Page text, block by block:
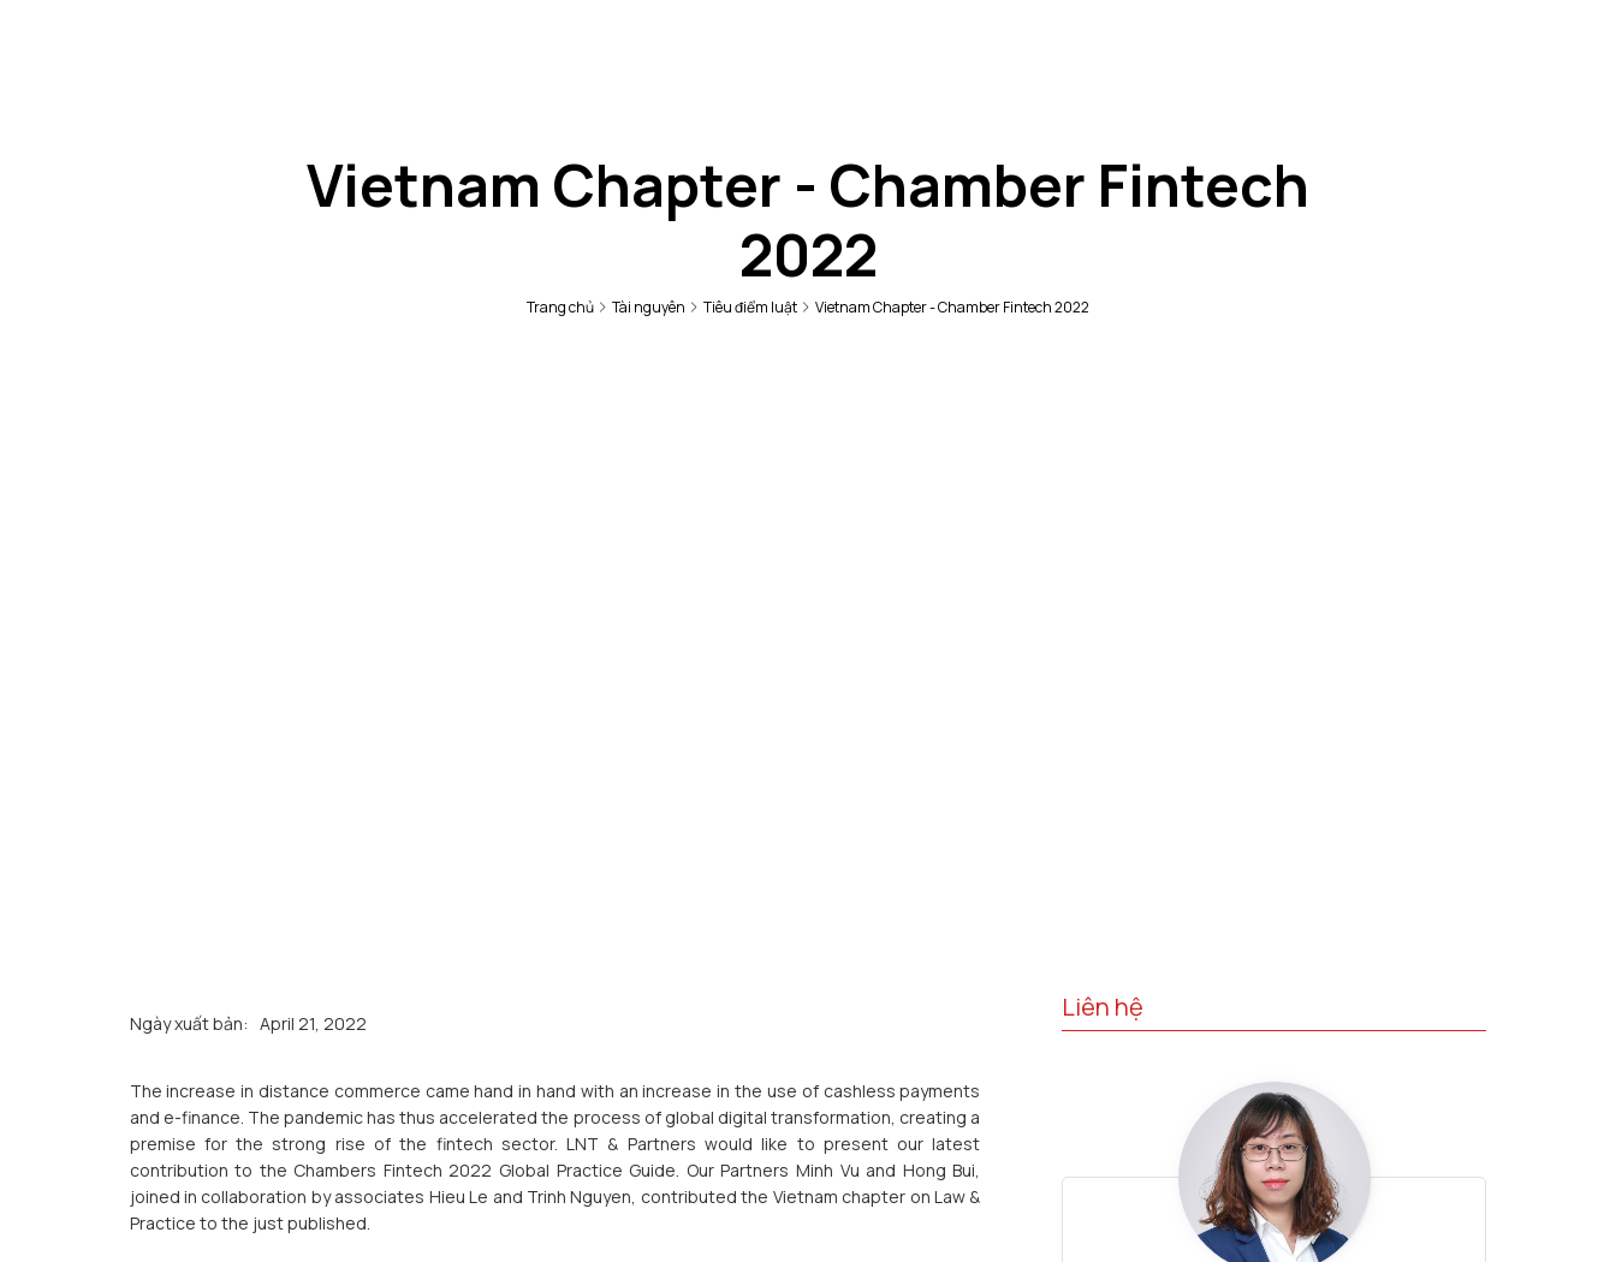
Vietnam Chapter - Chamber Fintech
2022
Trang chủ Tài nguyên Tiêu điểm luật Vietnam Chapter - Chamber Fintech 2022
Ngày xuất bản: April 21, 2022
The increase in distance commerce came hand in hand with an increase in the use of cashless payments
and e-finance. The pandemic has thus accelerated the process of global digital transformation, creating a
premise for the strong rise of the fintech sector. LNT & Partners would like to present our latest
contribution to the Chambers Fintech 2022 Global Practice Guide. Our Partners Minh Vu and Hong Bui,
joined in collaboration by associates Hieu Le and Trinh Nguyen, contributed the Vietnam chapter on Law &
Practice to the just published.
Liên hệ